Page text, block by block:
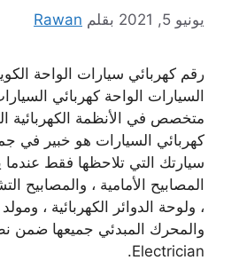
يونيو 5, 2021 بقلم Rawan
رقم كهربائي سيارات الواحة
السيارات الواحة كهربائي
متخصص في الأنظمة الكهربائية
كهربائي السيارات هو خبير في
سيارتك التي تلاحظها فقط
المصابيح الأمامية ، والمصابيح
، ولوحة الدوائر الكهربائية ، ومولد
Electrician.